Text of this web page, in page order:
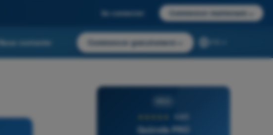
Se connecter Commencer maintenant
Nous contacter Commencer gratuitement
4,6/5
Quizvds PRO